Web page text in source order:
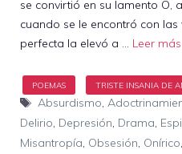
se convirtió en su lamento O,
cuando se le encontró con
perfecta la elevó a … Leer más
Etiquetas
Absurdismo
Delirio Depresión Drama
Misantropía Obsesión Onírico